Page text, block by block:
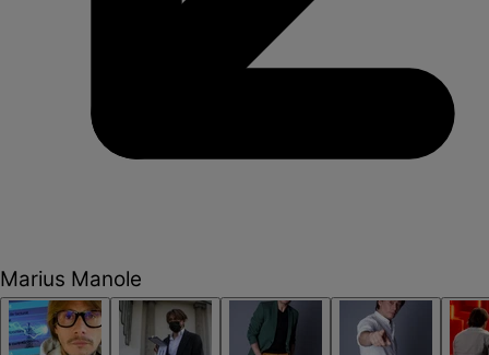
Marius Manole